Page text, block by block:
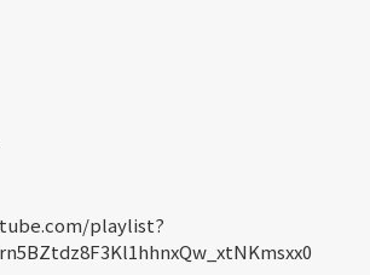
playlist?